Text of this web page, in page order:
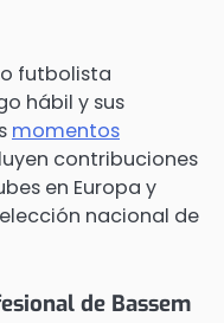
futbolista
hábil y sus
momentos
contribuciones
en Europa y
nacional de
de Bassem